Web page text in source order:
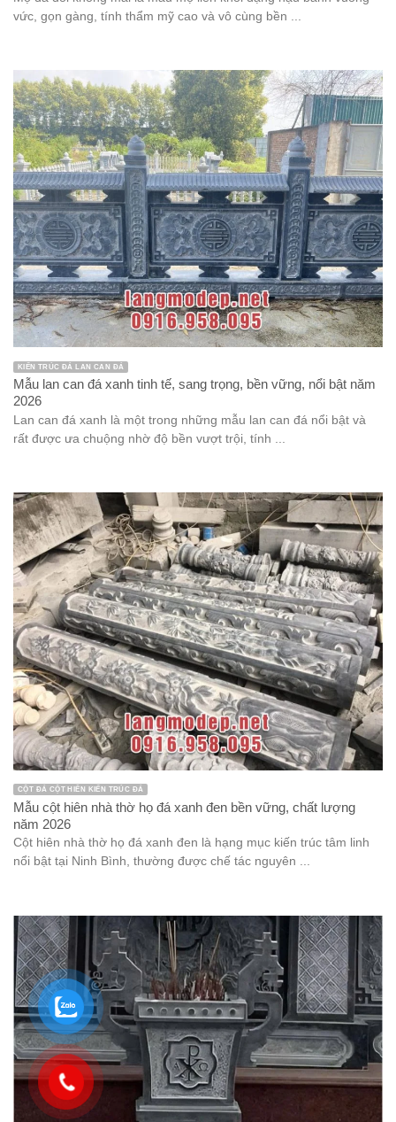
vức, gọn gàng, tính thẩm mỹ cao và vô cùng bền ...
KIẾN TRÚC ĐÁ LAN CAN ĐÁ
Mẫu lan can đá xanh tinh tế, sang trọng, bền vững, nổi bật năm
2026
Lan can đá xanh là một trong những mẫu lan can đá nổi bật và
rất được ưa chuộng nhờ độ bền vượt trội, tính ...
CỘT ĐÁ CỘT HIÊN KIẾN TRÚC ĐÁ
Mẫu cột hiên nhà thờ họ đá xanh đen bền vững, chất lượng
năm 2026
Cột hiên nhà thờ họ đá xanh đen là hạng mục kiến trúc tâm linh
nổi bật tại Ninh Bình, thường được chế tác nguyên ...